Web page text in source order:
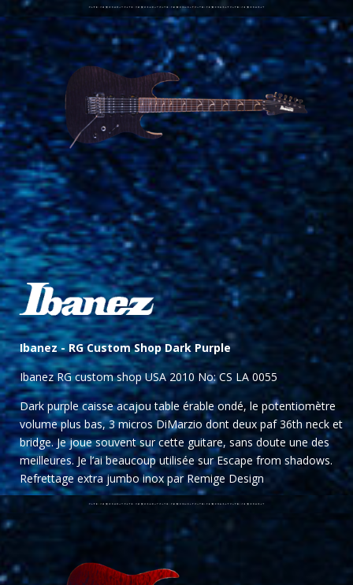
Ibanez - RG Custom Shop Dark Purple
Ibanez RG custom shop USA 2010 No: CS LA 0055
Dark purple caisse acajou table érable ondé, le potentiomètre
volume plus bas, 3 micros DiMarzio dont deux paf 36th neck et
bridge. Je joue souvent sur cette guitare, sans doute une des
meilleures. Je l’ai beaucoup utilisée sur Escape from shadows.
Refrettage extra jumbo inox par Remige Design